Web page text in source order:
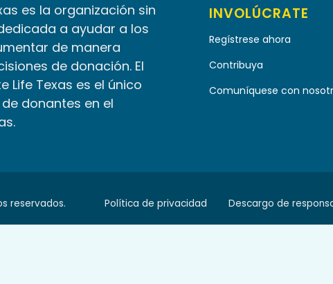
es la organización sin
a ayudar a los
de manera
de donación. El
Life Texas es el único
donantes en el
INVOLÚCRATE
Regístrese ahora
Contribuya
Comuníquese con
Política de privacidad Descargo de
reservados.